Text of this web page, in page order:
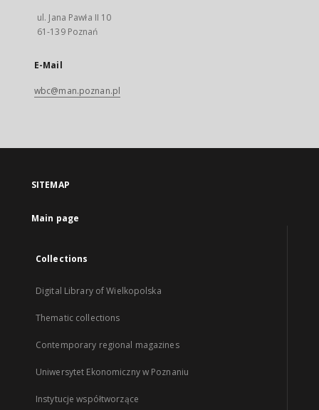
ul. Jana Pawła II 10
61-139 Poznań
E-Mail
wbc@man.poznan.pl
SITEMAP
Main page
Collections
Digital Library of Wielkopolska
Thematic collections
Contemporary regional magazines
Uniwersytet Ekonomiczny w Poznaniu
Instytucje współtworzące